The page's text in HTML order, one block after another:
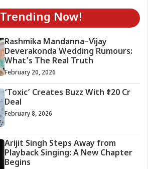
Trending Now!
Rashmika Mandanna–Vijay
Deverakonda Wedding Rumours:
What’s The Real Truth
February 20, 2026
‘Toxic’ Creates Buzz With ₹120 Cr
Deal
February 8, 2026
Arijit Singh Steps Away from
Playback Singing: A New Chapter
Begins